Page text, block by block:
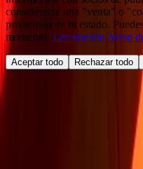
considerarse una "venta" o
privacidad de tu estado.
momento. Lee nuestro Aviso
Aceptar todo Rechazar todo